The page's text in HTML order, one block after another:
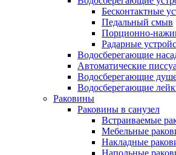
Бесконтактные
Педальный смыв
Порционно-
Радарные
Водосберегающие
Автоматические
Водосберегающие
Водосберегающие
Раковины
Раковины в санузел
Встраиваемые
Мебельные
Накладные
Напольные